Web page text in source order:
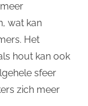
wat kan
Het
hout kan ook
sfeer
zich meer